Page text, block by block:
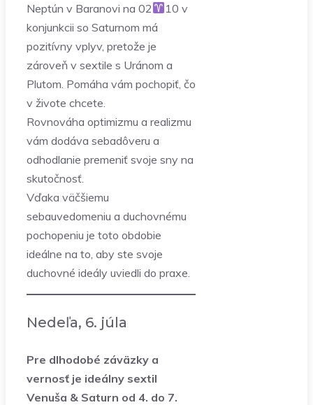
Neptún v Baranovi na 02
10 v
konjunkcii so Saturnom má
pozitívny vplyv, pretože je
zároveň v sextile s Uránom a
Plutom. Pomáha vám pochopiť, čo
v živote chcete.
Rovnováha optimizmu a realizmu
vám dodáva sebadôveru a
odhodlanie premeniť svoje sny na
skutočnosť.
Vďaka väčšiemu
sebauvedomeniu a duchovnému
pochopeniu je toto obdobie
ideálne na to, aby ste svoje
duchovné ideály uviedli do praxe.
Nedeľa, 6. júla
Pre dlhodobé záväzky a
vernosť je ideálny sextil
Venuša & Saturn od 4. do 7.